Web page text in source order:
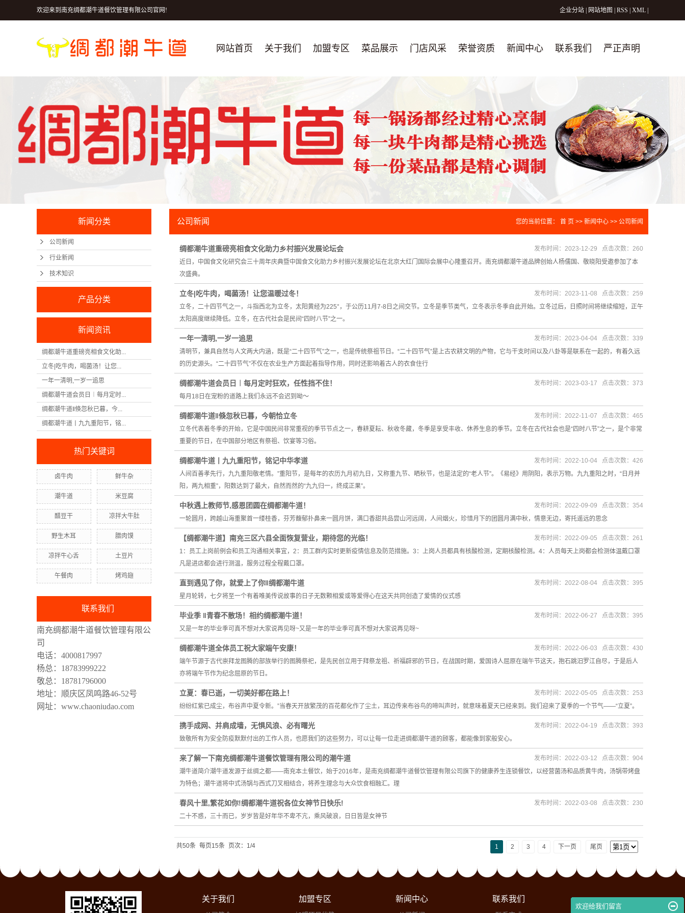
欢迎来到南充绸都潮牛道餐饮管理有限公司官网! 企业分站 网站地图 RSS XML
网站首页 关于我们
骨干精英简介
联系我们
团队展示
专题宣传片
加盟专区 菜品展示 门店风采 荣誉资质 新闻中心
技术知识
联系我们 严正声明
新闻分类
公司新闻
行业新闻
技术知识
产品分类
新闻资讯
绸都潮牛道重磅亮相食文化助...
立冬|吃牛肉，喝菌汤！让您...
一年一清明,一岁一追思
绸都潮牛道会员日︱每月定时...
绸都潮牛道‖倏忽秋已暮，今...
绸都潮牛道丨九九重阳节，铭...
热门关键词
卤牛肉 鲜牛杂
潮牛道 米豆腐
醋豆干 凉拌大牛肚
野生木耳 腊肉馍
凉拌牛心舌 土豆片
午餐肉 烤鸡翅
联系我们
南充绸都潮牛道餐饮管理有限公
司
电话：4000817997
杨总：18783999222
敬总：18781796000
地址：顺庆区凤鸣路46-52号
网址：www.chaoniudao.com
公司新闻 您的当前位置： 首 页 >> 新闻中心 >> 公司新闻
绸都潮牛道重磅亮相食文化助力乡村振兴发展论坛会
近日，中国食文化研究会三十周年庆典暨中国食文化助力乡村振兴发展论坛在北京大红门国际会展中心隆重召开。南充绸都潮牛道品牌创始人杨儒国、敬晓阳受邀参加了本
次盛典。
发布时间：2023-12-29 点击次数：260
立冬|吃牛肉，喝菌汤！让您温暖过冬！
立冬，二十四节气之一，斗指西北为立冬，太阳黄经为225°，于公历11月7-8日之间交节。立冬是季节类气，立冬表示冬季自此开始。立冬过后，日照时间将继续缩短，正午
太阳高度继续降低。立冬，在古代社会是民间“四时八节”之一。
发布时间：2023-11-08 点击次数：259
一年一清明,一岁一追思
清明节，兼具自然与人文两大内涵，既是“二十四节气”之一，也是传统祭祖节日。“二十四节气”是上古农耕文明的产物，它与干支时间以及八卦等是联系在一起的，有着久远
的历史源头。“二十四节气”不仅在农业生产方面起着指导作用，同时还影响着古人的衣食住行
发布时间：2023-04-04 点击次数：339
绸都潮牛道会员日︱每月定时狂欢，任性挡不住！
每月18日在宠粉的道路上我们永远不会迟到呦～
发布时间：2023-03-17 点击次数：373
绸都潮牛道‖倏忽秋已暮，今朝恰立冬
立冬代表着冬季的开始，它是中国民间非常重视的季节节点之一，春耕夏耘、秋收冬藏，冬季是享受丰收、休养生息的季节。立冬在古代社会也是“四时八节”之一，是个非常
重要的节日，在中国部分地区有祭祖、饮宴等习俗。
发布时间：2022-11-07 点击次数：465
绸都潮牛道丨九九重阳节，铭记中华孝道
人间百善孝先行，九九重阳敬老情。”重阳节，是每年的农历九月初九日，又称重九节、晒秋节，也是法定的“老人节”。《易经》用阴阳，表示万物。九九重阳之时，“日月并
阳，两九相重”，阳数达到了最大，自然而然的“九九归一，终成正果”。
发布时间：2022-10-04 点击次数：426
中秋遇上教师节,感恩团圆在绸都潮牛道！
一轮圆月，跨越山海重聚首一缕桂香，芬芳馥郁扑鼻来一圆月饼，满口香甜共品尝山河远阔，人间烟火，珍惜月下的团圆月满中秋，情意无边，寄托遥远的思念
发布时间：2022-09-09 点击次数：354
【绸都潮牛道】南充三区六县全面恢复营业，期待您的光临！
1：员工上岗前例会和员工沟通相关事宜，2：员工群内实时更新疫情信息及防范措施。3：上岗人员都具有核酸检测，定期核酸检测。4：人员每天上岗都会检测体温戴口罩
凡是进店都会进行测温，服务过程全程戴口罩。
发布时间：2022-09-05 点击次数：261
直到遇见了你，就爱上了你‖绸都潮牛道
星月轮转，七夕将至一个有着唯美传说故事的日子无数颗相爱或等爱得心在这天共同创造了爱情的仪式感
发布时间：2022-08-04 点击次数：395
毕业季 ‖青春不散场！相约绸都潮牛道！
又是一年的毕业季可真不想对大家说再见呀~又是一年的毕业季可真不想对大家说再见呀~
发布时间：2022-06-27 点击次数：395
绸都潮牛道全体员工祝大家端午安康！
端午节源于古代崇拜龙图腾的部族举行的图腾祭祀，是先民创立用于拜祭龙祖、祈福辟邪的节日，在战国时期，爱国诗人屈原在端午节这天，抱石跳汨罗江自尽，于是后人
亦将端午节作为纪念屈原的节日。
发布时间：2022-06-03 点击次数：430
立夏：春已逝，一切美好都在路上！
纷纷红紫已成尘，布谷声中夏令新。”当春天开放繁茂的百花都化作了尘土，耳边传来布谷鸟的啼叫声时，就意味着夏天已经来到。我们迎来了夏季的一个节气——“立夏”。
发布时间：2022-05-05 点击次数：253
携手成网、并肩成墙，无惧风浪、必有曙光
致敬所有为安全防疫默默付出的工作人员，也愿我们的这些努力，可以让每一位走进绸都潮牛道的顾客，都能像到家般安心。
发布时间：2022-04-19 点击次数：393
来了解一下南充绸都潮牛道餐饮管理有限公司的潮牛道
潮牛道简介潮牛道发源于丝绸之都——南充本土餐饮，始于2016年，是南充绸都潮牛道餐饮管理有限公司旗下的健康养生连锁餐饮，以经营菌汤和品质黄牛肉，汤锅带烤盘
为特色；潮牛道将中式汤锅与西式刀叉相结合，将养生理念与大众饮食相融汇。理
发布时间：2022-03-12 点击次数：904
春风十里,繁花如你!绸都潮牛道祝各位女神节日快乐!
二十不惑，三十而已，岁岁皆是好年华不卑不亢，乘风破浪，日日皆是女神节
发布时间：2022-03-08 点击次数：230
共50条 每页15条 页次：1/4 1 2 3 4 下一页 尾页
关于我们 加盟专区 新闻中心 联系我们
欢迎给我们留言